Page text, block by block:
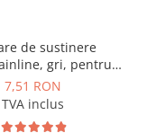
de sustinere
gri, pentru
din 08/2007
7,51 RON
TVA inclus